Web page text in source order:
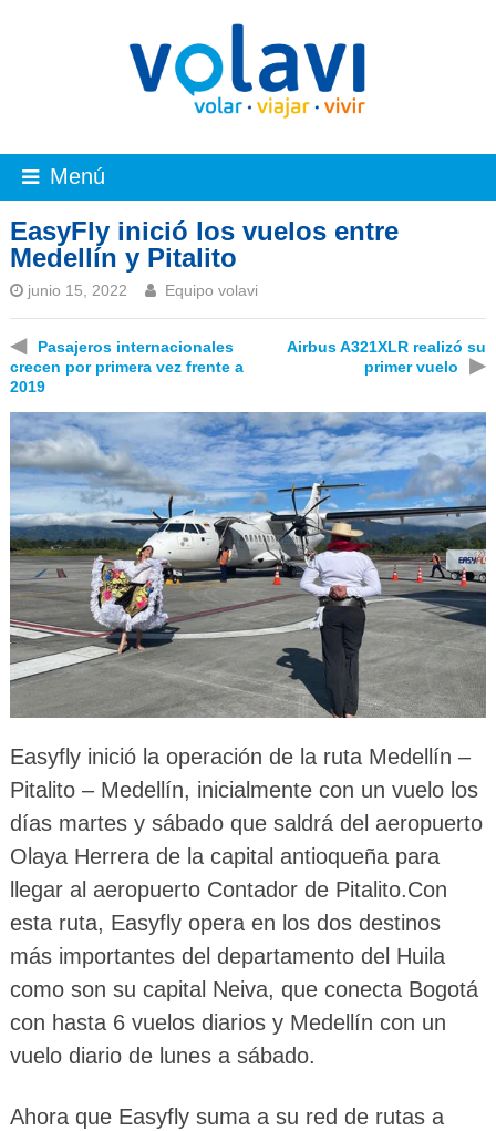
Menú
EasyFly inició los vuelos entre
Medellín y Pitalito
junio 15, 2022 Equipo volavi
◀
Pasajeros internacionales
crecen por primera vez frente a
2019
Airbus A321XLR realizó su
primer vuelo
▶
Easyfly inició la operación de la ruta Medellín –
Pitalito – Medellín, inicialmente con un vuelo los
días martes y sábado que saldrá del aeropuerto
Olaya Herrera de la capital antioqueña para
llegar al aeropuerto Contador de Pitalito.Con
esta ruta, Easyfly opera en los dos destinos
más importantes del departamento del Huila
como son su capital Neiva, que conecta Bogotá
con hasta 6 vuelos diarios y Medellín con un
vuelo diario de lunes a sábado.
Ahora que Easyfly suma a su red de rutas a